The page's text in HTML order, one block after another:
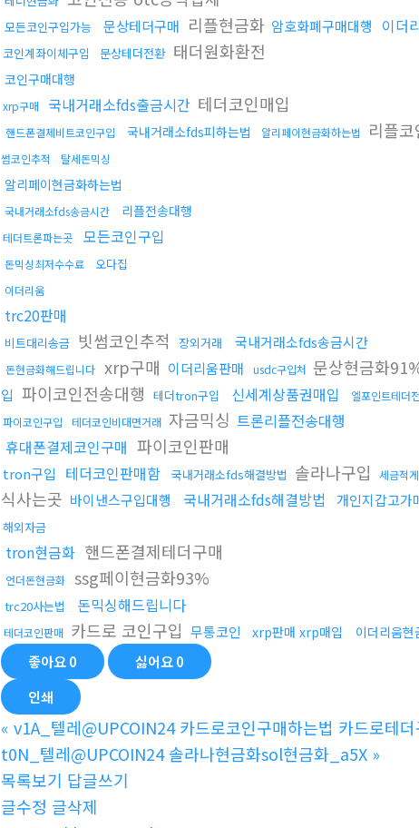
모든코인구입가능 문상테더구매 리플현금화 암호화폐구매대행 이더
코인계좌이체구입 문상테더전환 태더원화환전
코인구매대행
xrp구매 국내거래소fds출금시간 테더코인매입
핸드폰결제비트코인구입 국내거래소fds피하는법 알리페이현금화하는법 리플
썸코인추적
탈세돈믹싱
알리페이현금화하는법
국내거래소fds송금시간 리플전송대행
테더트론파는곳 모든코인구입
돈믹싱최저수수료 오다집
이더리움
trc20판매
비트대리송금 빗썸코인추적 장외거래 국내거래소fds송금시간
돈현금화해드립니다 xrp구매 이더리움판매 usdc구입처 문상현금화
입 파이코인전송대행 테더tron구입 신세계상품권매입 엘포인트테더
파이코인구입
테더코인비대면거래 자금믹싱 트론리플전송대행
휴대폰결제코인구매 파이코인판매
tron구입 테더코인판매함 국내거래소fds해결방법 솔라나구입 세금적
식사는곳 바이낸스구입대행 국내거래소fds해결방법 개인지갑고가
해외자금
tron현금화 핸드폰결제테더구매
언더돈현금화 ssg페이현금화93%
trc20사는법 돈믹싱해드립니다
테더코인판매 카드로 코인구입 무통코인 xrp판매 xrp매입 이더리움현
좋아요0 싫어요0
인쇄
« v1A_텔레@UPCOIN24 카드로코인구매하는법 카드로테
t0N_텔레@UPCOIN24 솔라나현금화sol현금화_a5X »
목록보기 답글쓰기
글수정 글삭제